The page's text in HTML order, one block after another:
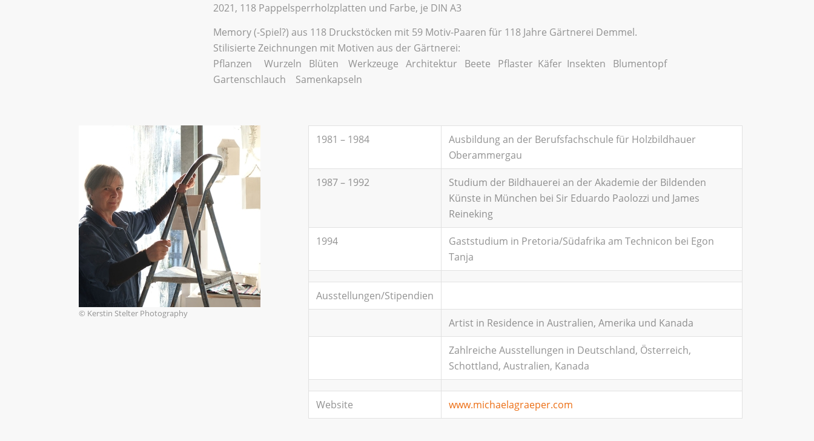
2021, 118 Pappelsperrholzplatten und Farbe, je DIN A3
Memory (-Spiel?) aus 118 Druckstöcken mit 59 Motiv-Paaren für 118 Jahre Gärtnerei Demmel.
Stilisierte Zeichnungen mit Motiven aus der Gärtnerei:
Pflanzen Wurzeln Blüten Werkzeuge Architektur Beete Pflaster Käfer Insekten Blumentopf
Gartenschlauch Samenkapseln
© Kerstin Stelter Photography
1981 – 1984
Ausbildung an der Berufsfachschule für Holzbildhauer
Oberammergau
1987 – 1992
Studium der Bildhauerei an der Akademie der Bildenden
Künste in München bei Sir Eduardo Paolozzi und James
Reineking
1994
Gaststudium in Pretoria/Südafrika am Technicon bei Egon
Tanja
Ausstellungen/Stipendien
Artist in Residence in Australien, Amerika und Kanada
Zahlreiche Ausstellungen in Deutschland, Österreich,
Schottland, Australien, Kanada
Website www.michaelagraeper.com